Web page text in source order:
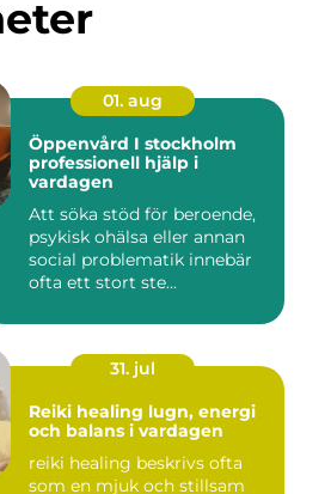
01. aug
Öppenvård I stockholm
professionell hjälp i
vardagen
Att söka stöd för beroende,
psykisk ohälsa eller annan
social problematik innebär
ofta ett stort ste...
31. jul
Reiki healing lugn, energi
och balans i vardagen
reiki healing beskrivs ofta
som en mjuk och stillsam